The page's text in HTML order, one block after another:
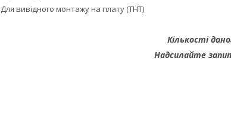
Для вивідного монтажу на плату (THT)
Кількості
Надсилайте